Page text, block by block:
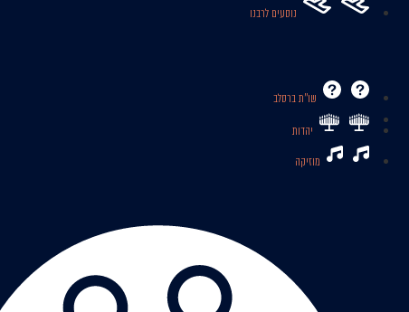
נוסעים לרבנו
שו’’ת ברסלב
יהדות
מוזיקה